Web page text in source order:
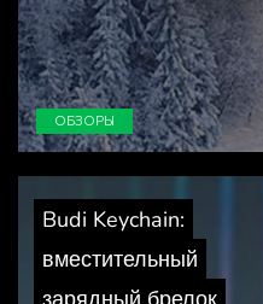
ОБЗОРЫ
Budi Keychain:
вместительный